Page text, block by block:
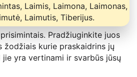
Laimis, Laimona, Laimonas,
Laimutis, Tiberijus.
Pradžiuginkite juos
žodžiais kurie praskaidrins jų
yra vertinami ir svarbūs jūsų